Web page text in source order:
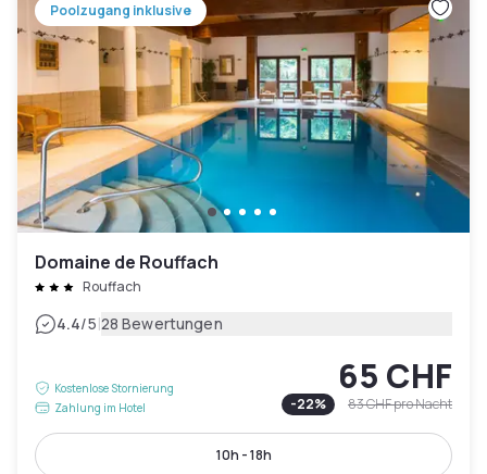
Poolzugang inklusive
Domaine de Rouffach
Rouffach
4.4/5|28 Bewertungen
Kostenlose Stornierung
Zahlung im Hotel
65 CHF
-22% 83 CHFpro Nacht
10h - 18h